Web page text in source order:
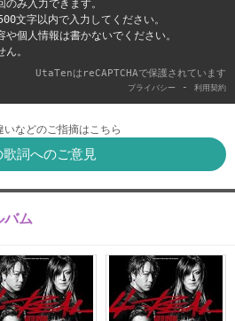
み入力できます。
文字以内で入力してください。
個人情報は書かないでください。
。
UtaTenはreCAPTCHAで保護されています
プライバシー - 利用契約
いなどのご指摘はこちら
歌詞へのご意見
バム